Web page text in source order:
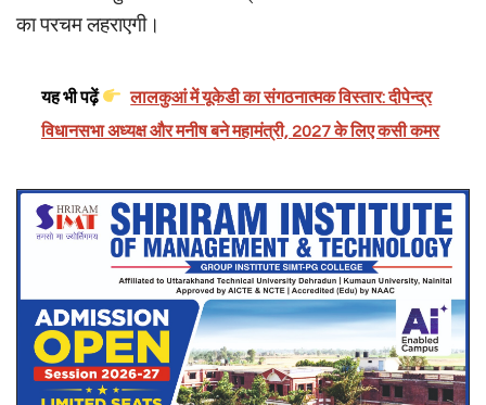
का परचम लहराएगी।
यह भी पढ़ें
लालकुआं में यूकेडी का संगठनात्मक विस्तार: दीपेन्द्र
विधानसभा अध्यक्ष और मनीष बने महामंत्री, 2027 के लिए कसी कमर